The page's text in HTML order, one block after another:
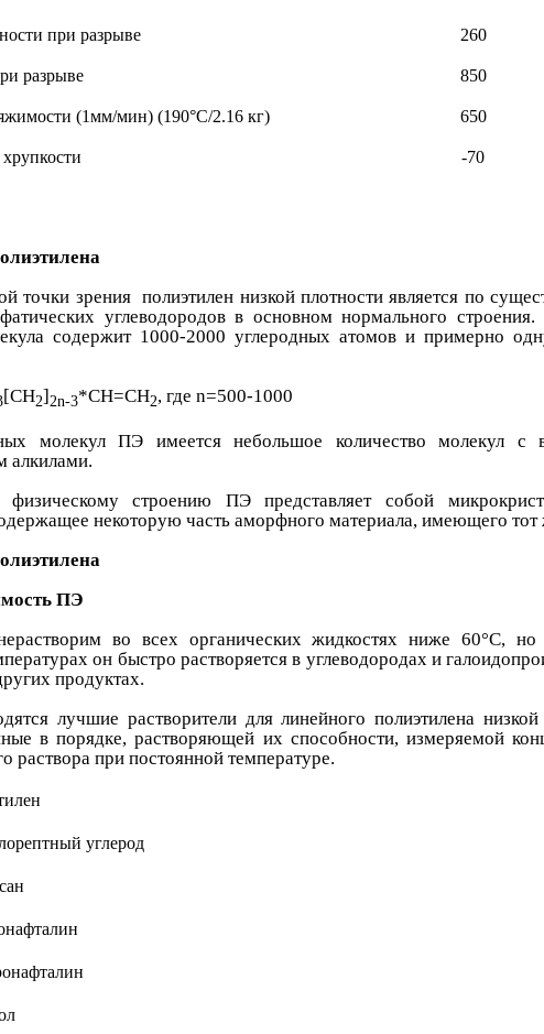
при разрыве 260
разрыве 850
(1мм/мин) (190°С/2.16 кг) 650
-70
точки зрения полиэтилен низкой плотности является по
углеводородов в основном нормального
содержит 1000-2000 углеродных атомов и примерно
[CH2]2n-3*CH=CH2, где n=500-1000
молекул ПЭ имеется небольшое количество молекул с
алкилами.
строению ПЭ представляет собой
некоторую часть аморфного материала, имеющего тот
ПЭ
во всех органических жидкостях ниже 60°С, но
он быстро растворяется в углеводородах и
продуктах.
лучшие растворители для линейного полиэтилена низкой
в порядке, растворяющей их способности, измеряемой
раствора при постоянной температуре.
углерод